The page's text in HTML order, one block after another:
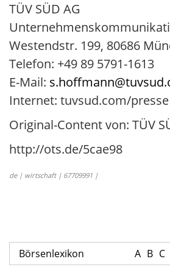
TÜV SÜD AG
Westendstr. 199, 80686
Telefon: +49 89 5791-1613
E-Mail:
Internet: tuvsud.com/presse
Original-Content von: TÜV
http://ots.de/5cae98
de | wirtschaft | 67709991 |
Börsenlexikon A B C